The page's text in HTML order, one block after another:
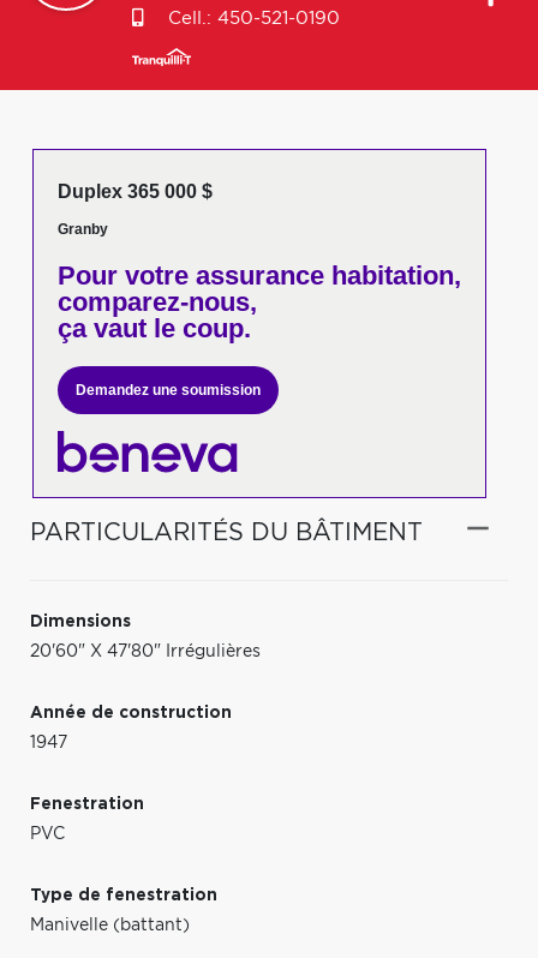
Cell.: 450-521-0190
Duplex 365 000 $
Granby
Pour votreassurance habitation,
comparez-nous,
ça vaut le coup.
Demandez une soumission
PARTICULARITÉS DU BÂTIMENT
Dimensions
20'60" X 47'80" Irrégulières
Année de construction
1947
Fenestration
PVC
Type de fenestration
Manivelle (battant)